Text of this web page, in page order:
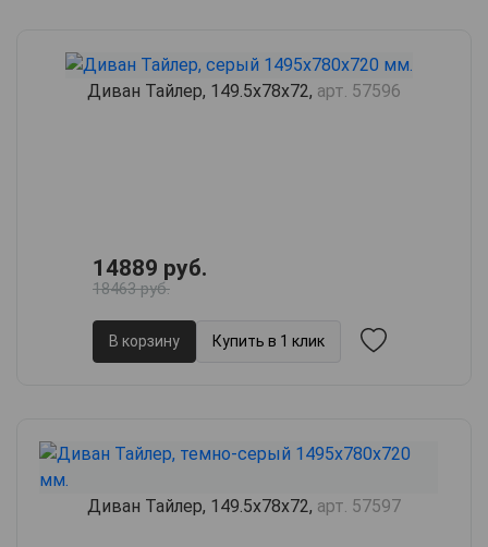
Диван Тайлер, 149.5х78х72, арт. 57596
14889 руб.
18463 руб.
В корзину Купить в 1 клик
Диван Тайлер, 149.5х78х72, арт. 57597